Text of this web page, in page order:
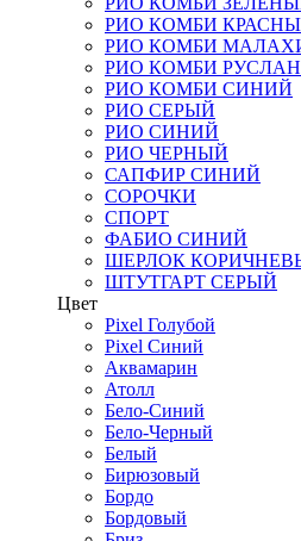
РИО КОМБИ
РИО КОМБИ
РИО КОМБИ
РИО КОМБИ СИНИЙ
РИО СЕРЫЙ
РИО СИНИЙ
РИО ЧЕРНЫЙ
САПФИР СИНИЙ
СОРОЧКИ
СПОРТ
ФАБИО СИНИЙ
ШЕРЛОК
ШТУТГАРТ СЕРЫЙ
Цвет
Pixel Голубой
Pixel Синий
Аквамарин
Атолл
Бело-Синий
Бело-Черный
Белый
Бирюзовый
Бордо
Бордовый